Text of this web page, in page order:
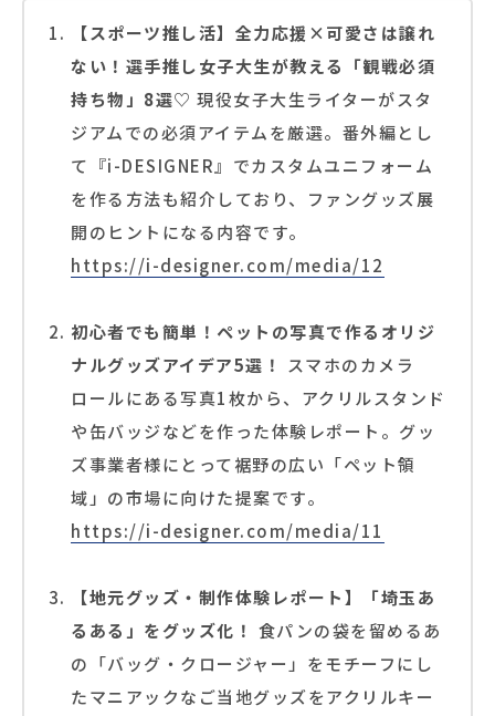
【スポーツ推し活】全力応援×可愛さは譲れ
ない！選手推し女子大生が教える「観戦必須
持ち物」8選♡ 現役女子大生ライターがスタ
ジアムでの必須アイテムを厳選。番外編とし
て『i-DESIGNER』でカスタムユニフォーム
を作る方法も紹介しており、ファングッズ展
開のヒントになる内容です。
https://i-designer.com/media/12
初心者でも簡単！ペットの写真で作るオリジ
ナルグッズアイデア5選！
スマホのカメラ
ロールにある写真1枚から、アクリルスタンド
や缶バッジなどを作った体験レポート。グッ
ズ事業者様にとって裾野の広い「ペット領
域」の市場に向けた提案です。
https://i-designer.com/media/11
【地元グッズ・制作体験レポート】「埼玉あ
るある」をグッズ化！ 食パンの袋を留めるあ
の「バッグ・クロージャー」をモチーフにし
たマニアックなご当地グッズをアクリルキー